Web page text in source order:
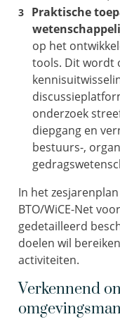
Praktische
op het
tools. Dit wordt
onderzoek
diepgang en
bestuurs-,
In het
BTO/WiCE-Net
gedetailleerd
doelen wil
activiteiten.
Verkennend